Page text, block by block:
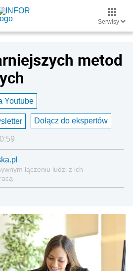
Serwisy
metod
Youtube
Dołącz do ekspertów
łączeniu ludzi z ich